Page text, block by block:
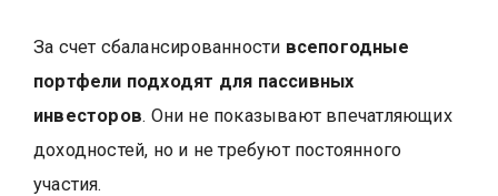
За счет сбалансированности всепогодные
портфели подходят для пассивных
инвесторов. Они не показывают впечатляющих
доходностей, но и не требуют постоянного
участия.